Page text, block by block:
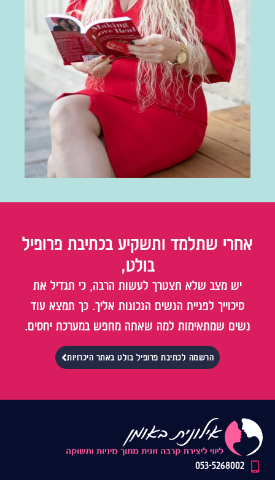
אחרי שתלמד ותשקיע בכתיבת פרופיל
בולט,
יש מצב שלא תצטרך לעשות הרבה, כי תגדיל את
סיכוייך לפניית הנשים הנכונות אליך. כך תמצא עוד
נשים שמתאימות למה שאתה מחפש במערכת יחסים.
הרשמה לכתיבת פרופיל בולט באתר היכרויות
053-5268002